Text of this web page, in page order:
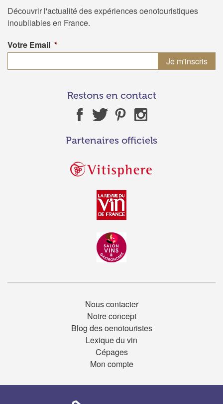
Découvrir l'actualité des expériences oenotouristiques
inoubliables en France.
Votre Email *
Restons en contact
Partenaires officiels
Nous contacter
Notre concept
Blog des oenotouristes
Lexique du vin
Cépages
Mon compte